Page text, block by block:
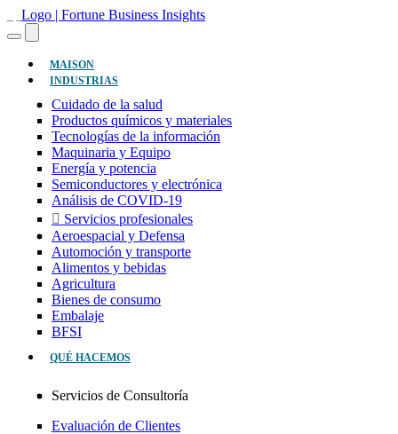
MAISON(ACTUAL)
INDUSTRIAS
Cuidado de la salud
Productos químicos y materiales
Tecnologías de la información
Maquinaria y Equipo
Energía y potencia
Semiconductores y electrónica
Análisis de COVID-19
Servicios profesionales
Aeroespacial y Defensa
Automoción y transporte
Alimentos y bebidas
Agricultura
Bienes de consumo
Embalaje
BFSI
QUÉ HACEMOS
Servicios de Consultoría
Evaluación de Clientes